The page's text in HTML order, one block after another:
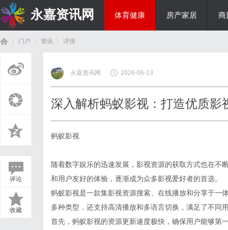
永嘉资讯网 体育健康 房产家居 商
门户 资讯
›
详情
评论
收藏
永嘉资讯网 2026-06-13
深入解析蚂蚁影视：打造优质影
蚂蚁影视
随着数字娱乐的迅速发展，影视资源的获取方式也在不
和用户友好的体验，逐渐成为众多影视爱好者的首选。
蚂蚁影视是一款集影视资源搜索、在线播放和分享于一
多种类型，还支持高清播放和多语言切换，满足了不同
首先，蚂蚁影视的资源更新速度极快，确保用户能够第